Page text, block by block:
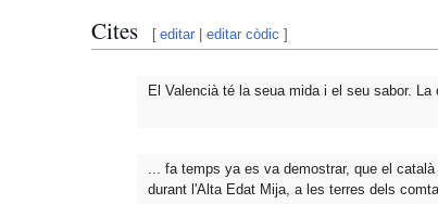
Cites [ editar |editar còdic ]
El Valencià té la seua mida i el seu sabor.
... fa temps ya es va demostrar, que el
durant l'Alta Edat Mija, a les terres dels